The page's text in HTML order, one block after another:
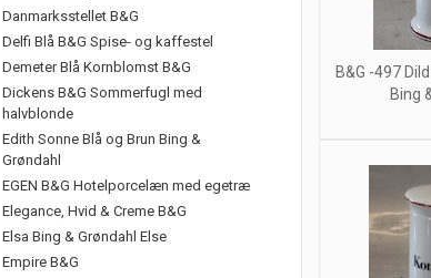
B&G -497
Bing
Danmarksstellet B&G
Delfi Blå B&G Spise- og kaffestel
Demeter Blå Kornblomst B&G
Dickens B&G Sommerfugl med
halvblonde
Edith Sonne Blå og Brun Bing &
Grøndahl
EGEN B&G Hotelporcelæn med egetræ
Elegance, Hvid & Creme B&G
Elsa Bing & Grøndahl Else
Empire B&G